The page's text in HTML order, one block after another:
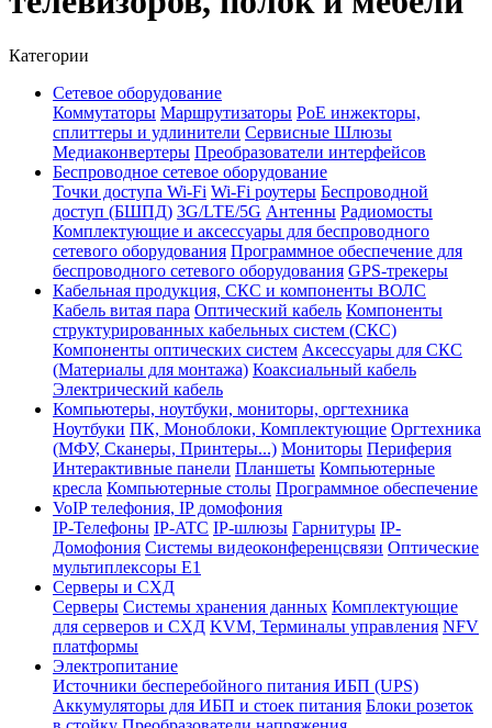
Категории
Сетевое оборудование
Коммутаторы Маршрутизаторы PoE инжекторы,
сплиттеры и удлинители Сервисные Шлюзы
Медиаконвертеры Преобразователи интерфейсов
Беспроводное сетевое оборудование
Точки доступа Wi-Fi Wi-Fi роутеры Беспроводной
доступ (БШПД) 3G/LTE/5G Антенны Радиомосты
Комплектующие и аксессуары для беспроводного
сетевого оборудования Программное обеспечение для
беспроводного сетевого оборудования GPS-трекеры
Кабельная продукция, СКС и компоненты ВОЛС
Кабель витая пара Оптический кабель Компоненты
структурированных кабельных систем (СКС)
Компоненты оптических систем Аксессуары для СКС
(Материалы для монтажа) Коаксиальный кабель
Электрический кабель
Компьютеры, ноутбуки, мониторы, оргтехника
Ноутбуки ПК, Моноблоки, Комплектующие Оргтехника
(МФУ, Сканеры, Принтеры...) Мониторы Периферия
Интерактивные панели Планшеты Компьютерные
кресла Компьютерные столы Программное обеспечение
VoIP телефония, IP домофония
IP-Телефоны IP-ATC IP-шлюзы Гарнитуры IP-
Домофония Системы видеоконференцсвязи Оптические
мультиплексоры Е1
Серверы и СХД
Серверы Системы хранения данных Комплектующие
для серверов и СХД KVM, Терминалы управления NFV
платформы
Электропитание
Источники бесперебойного питания ИБП (UPS)
Аккумуляторы для ИБП и стоек питания Блоки розеток